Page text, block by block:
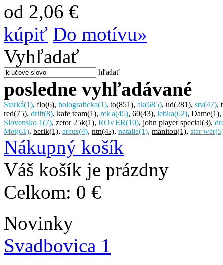
od 2,06 €
kúpiť Do motívu»
Vyhľadať
hľadať
posledne vyhľadávané
Starká(1), flo(6), holograficka(1), to(851), ak(685), ud(281), stv(47),
red(75), drift(8), kafe team(1), rekla(45), 60(43), lebka(62), Dame(1),
Slovensko 1(7), zetor 25k(1), ROVER(10), john player special(3),
Met(61), berik(1), arcus(4), ntn(43), natalia(1), manitou(1), star war
Nákupný košík
Váš košík je prázdny
Celkom: 0 €
Novinky
Svadbovica 1